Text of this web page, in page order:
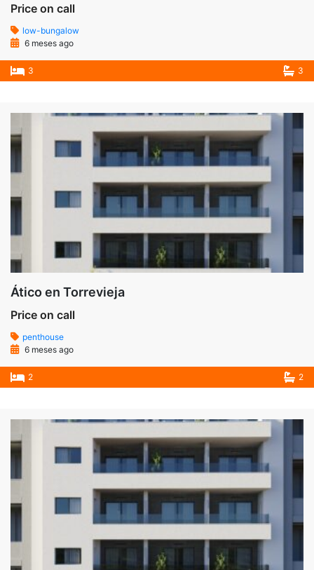
Price on call
low-bungalow
6 meses ago
3 3
Ático en Torrevieja
Price on call
penthouse
6 meses ago
2 2